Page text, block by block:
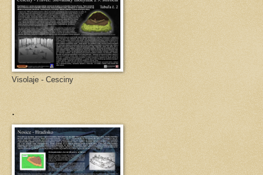
Visolaje - Cesciny
.